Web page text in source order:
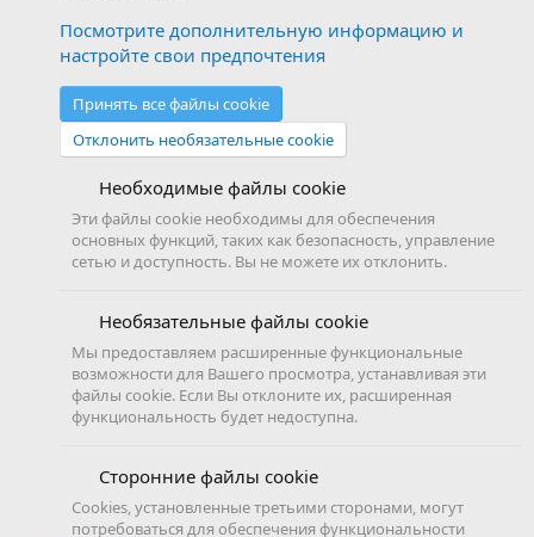
Посмотрите дополнительную информацию и
настройте свои предпочтения
Принять все файлы cookie
Отклонить необязательные cookie
Необходимые файлы cookie
Эти файлы cookie необходимы для обеспечения
основных функций, таких как безопасность, управление
сетью и доступность. Вы не можете их отклонить.
Необязательные файлы cookie
Мы предоставляем расширенные функциональные
возможности для Вашего просмотра, устанавливая эти
файлы cookie. Если Вы отклоните их, расширенная
функциональность будет недоступна.
Сторонние файлы cookie
Cookies, установленные третьими сторонами, могут
потребоваться для обеспечения функциональности